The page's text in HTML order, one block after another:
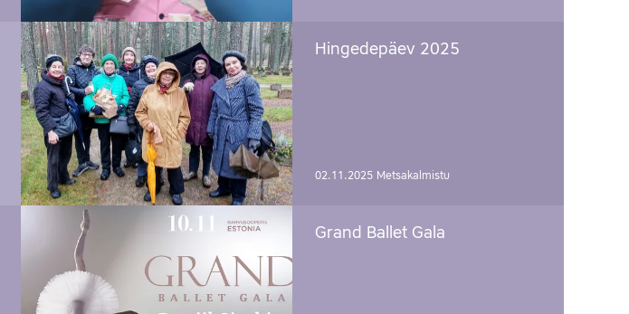
Hingedepäev 2025
02.11.2025 Metsakalmistu
Grand Ballet Gala